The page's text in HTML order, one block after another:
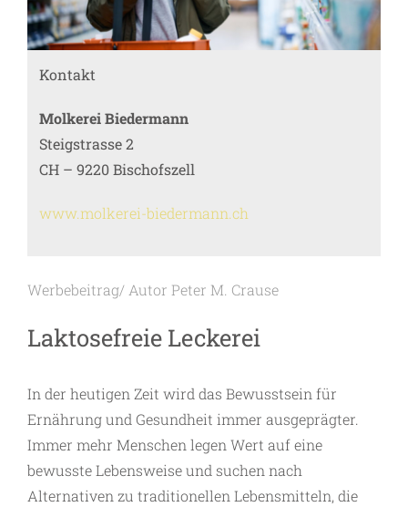
Kontakt
Molkerei Biedermann
Steigstrasse 2
CH – 9220 Bischofszell
www.molkerei-biedermann.ch
Werbebeitrag/ Autor Peter M. Crause
Laktosefreie Leckerei
In der heutigen Zeit wird das Bewusstsein für
Ernährung und Gesundheit immer ausgeprägter.
Immer mehr Menschen legen Wert auf eine
bewusste Lebensweise und suchen nach
Alternativen zu traditionellen Lebensmitteln, die